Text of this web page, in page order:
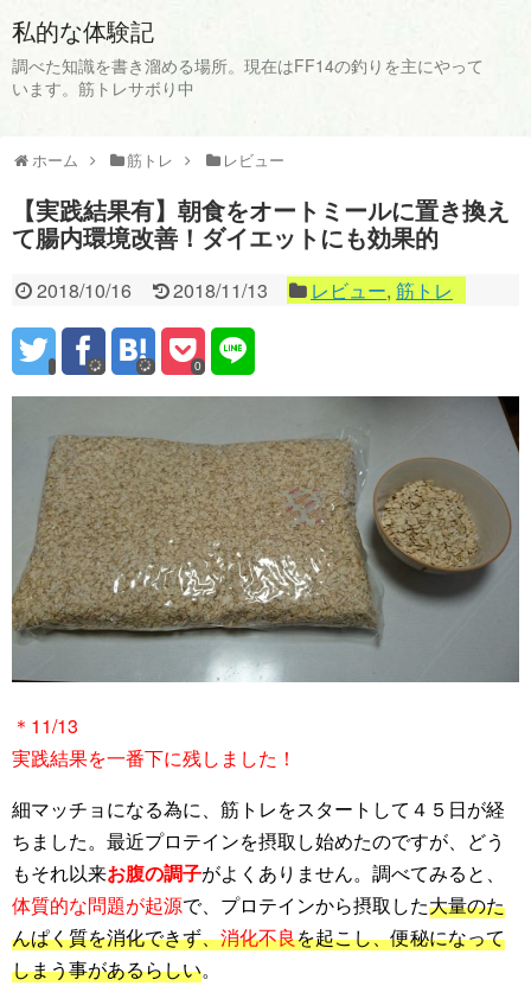
私的な体験記
調べた知識を書き溜める場所。現在はFF14の釣りを主にやって
います。筋トレサボり中
ホーム 筋トレ レビュー
【実践結果有】朝食をオートミールに置き換え
て腸内環境改善！ダイエットにも効果的
2018/10/16 2018/11/13 レビュー,筋トレ
0
＊11/13
実践結果を一番下に残しました！
細マッチョになる為に、筋トレをスタートして４５日が経
ちました。最近プロテインを摂取し始めたのですが、どう
もそれ以来お腹の調子がよくありません。調べてみると、
体質的な問題が起源で、プロテインから摂取した大量のた
んぱく質を消化できず、消化不良を起こし、便秘になって
しまう事があるらしい。